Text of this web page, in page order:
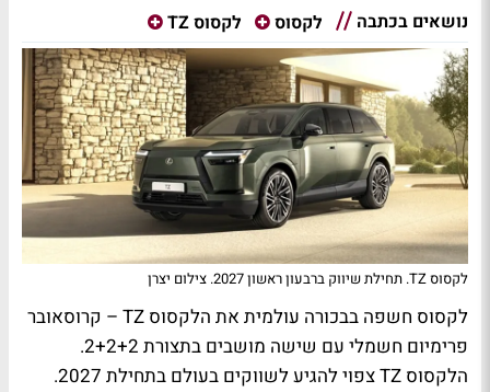
נושאים בכתבה לקסוס לקסוס TZ
לקסוס TZ. תחילת שיווק ברבעון ראשון 2027. צילום יצרן
לקסוס חשפה בבכורה עולמית את הלקסוס TZ – קרוסאובר
פרימיום חשמלי עם שישה מושבים בתצורת 2+2+2.
הלקסוס TZצפוי להגיע לשווקים בעולם בתחילת 2027.